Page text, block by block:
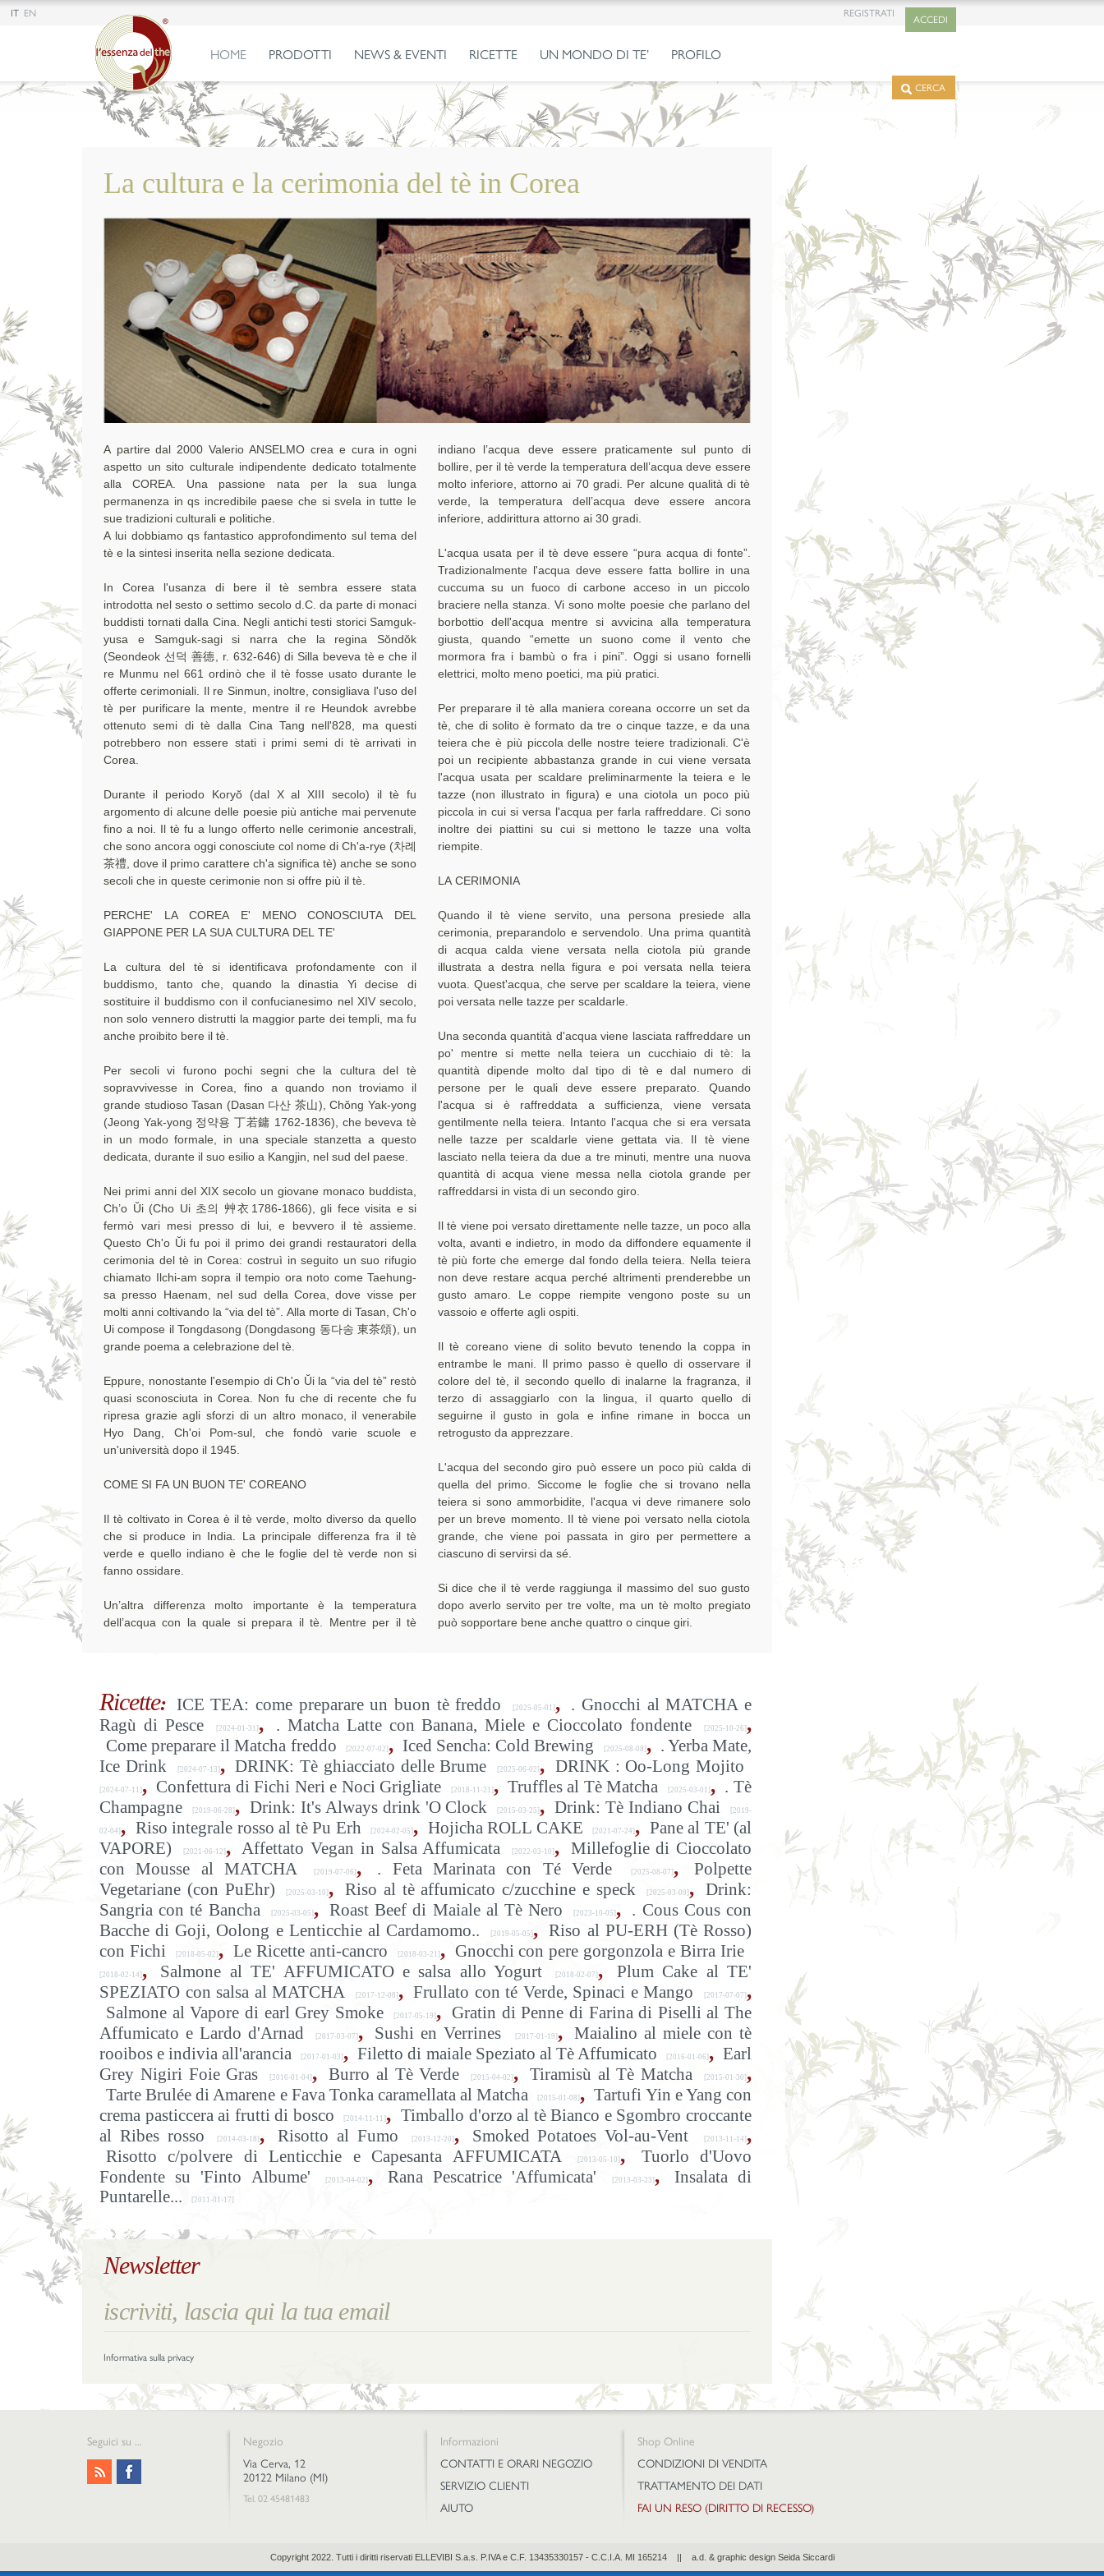
ACCEDI
CERCA
IT EN REGISTRATI
HOME PRODOTTI NEWS & EVENTI RICETTE UN MONDO DI TE’ PROFILO
La cultura e la cerimonia del tè in Corea
A partire dal 2000 Valerio ANSELMO crea e cura in ogni
aspetto un sito culturale indipendente dedicato totalmente
alla COREA. Una passione nata per la sua lunga
permanenza in qs incredibile paese che si svela in tutte le
sue tradizioni culturali e politiche.
A lui dobbiamo qs fantastico approfondimento sul tema del
tè e la sintesi inserita nella sezione dedicata.
In Corea l'usanza di bere il tè sembra essere stata
introdotta nel sesto o settimo secolo d.C. da parte di monaci
buddisti tornati dalla Cina. Negli antichi testi storici Samguk-
yusa e Samguk-sagi si narra che la regina Sŏndŏk
(Seondeok 선덕 善德, r. 632-646) di Silla beveva tè e che il
re Munmu nel 661 ordinò che il tè fosse usato durante le
offerte cerimoniali. Il re Sinmun, inoltre, consigliava l'uso del
tè per purificare la mente, mentre il re Heundok avrebbe
ottenuto semi di tè dalla Cina Tang nell'828, ma questi
potrebbero non essere stati i primi semi di tè arrivati in
Corea.
Durante il periodo Koryŏ (dal X al XIII secolo) il tè fu
argomento di alcune delle poesie più antiche mai pervenute
fino a noi. Il tè fu a lungo offerto nelle cerimonie ancestrali,
che sono ancora oggi conosciute col nome di Ch'a-rye (차례
茶禮, dove il primo carattere ch'a significa tè) anche se sono
secoli che in queste cerimonie non si offre più il tè.
PERCHE' LA COREA E' MENO CONOSCIUTA DEL
GIAPPONE PER LA SUA CULTURA DEL TE'
La cultura del tè si identificava profondamente con il
buddismo, tanto che, quando la dinastia Yi decise di
sostituire il buddismo con il confucianesimo nel XIV secolo,
non solo vennero distrutti la maggior parte dei templi, ma fu
anche proibito bere il tè.
Per secoli vi furono pochi segni che la cultura del tè
sopravvivesse in Corea, fino a quando non troviamo il
grande studioso Tasan (Dasan 다산 茶山), Chŏng Yak-yong
(Jeong Yak-yong 정약용 丁若鏞 1762-1836), che beveva tè
in un modo formale, in una speciale stanzetta a questo
dedicata, durante il suo esilio a Kangjin, nel sud del paese.
Nei primi anni del XIX secolo un giovane monaco buddista,
Ch’o Ŭi (Cho Ui 초의 艸衣1786-1866), gli fece visita e si
fermò vari mesi presso di lui, e bevvero il tè assieme.
Questo Ch'o Ŭi fu poi il primo dei grandi restauratori della
cerimonia del tè in Corea: costruì in seguito un suo rifugio
chiamato Ilchi-am sopra il tempio ora noto come Taehung-
sa presso Haenam, nel sud della Corea, dove visse per
molti anni coltivando la “via del tè”. Alla morte di Tasan, Ch'o
Ui compose il Tongdasong (Dongdasong 동다송 東茶頌), un
grande poema a celebrazione del tè.
Eppure, nonostante l'esempio di Ch'o Ŭi la “via del tè” restò
quasi sconosciuta in Corea. Non fu che di recente che fu
ripresa grazie agli sforzi di un altro monaco, il venerabile
Hyo Dang, Ch'oi Pom-sul, che fondò varie scuole e
un'università dopo il 1945.
COME SI FA UN BUON TE' COREANO
Il tè coltivato in Corea è il tè verde, molto diverso da quello
che si produce in India. La principale differenza fra il tè
verde e quello indiano è che le foglie del tè verde non si
fanno ossidare.
Un’altra differenza molto importante è la temperatura
dell’acqua con la quale si prepara il tè. Mentre per il tè
indiano l’acqua deve essere praticamente sul punto di
bollire, per il tè verde la temperatura dell’acqua deve essere
molto inferiore, attorno ai 70 gradi. Per alcune qualità di tè
verde, la temperatura dell’acqua deve essere ancora
inferiore, addirittura attorno ai 30 gradi.
L'acqua usata per il tè deve essere “pura acqua di fonte”.
Tradizionalmente l'acqua deve essere fatta bollire in una
cuccuma su un fuoco di carbone acceso in un piccolo
braciere nella stanza. Vi sono molte poesie che parlano del
borbottio dell'acqua mentre si avvicina alla temperatura
giusta, quando “emette un suono come il vento che
mormora fra i bambù o fra i pini”. Oggi si usano fornelli
elettrici, molto meno poetici, ma più pratici.
Per preparare il tè alla maniera coreana occorre un set da
tè, che di solito è formato da tre o cinque tazze, e da una
teiera che è più piccola delle nostre teiere tradizionali. C'è
poi un recipiente abbastanza grande in cui viene versata
l'acqua usata per scaldare preliminarmente la teiera e le
tazze (non illustrato in figura) e una ciotola un poco più
piccola in cui si versa l'acqua per farla raffreddare. Ci sono
inoltre dei piattini su cui si mettono le tazze una volta
riempite.
LA CERIMONIA
Quando il tè viene servito, una persona presiede alla
cerimonia, preparandolo e servendolo. Una prima quantità
di acqua calda viene versata nella ciotola più grande
illustrata a destra nella figura e poi versata nella teiera
vuota. Quest'acqua, che serve per scaldare la teiera, viene
poi versata nelle tazze per scaldarle.
Una seconda quantità d'acqua viene lasciata raffreddare un
po' mentre si mette nella teiera un cucchiaio di tè: la
quantità dipende molto dal tipo di tè e dal numero di
persone per le quali deve essere preparato. Quando
l'acqua si è raffreddata a sufficienza, viene versata
gentilmente nella teiera. Intanto l'acqua che si era versata
nelle tazze per scaldarle viene gettata via. Il tè viene
lasciato nella teiera da due a tre minuti, mentre una nuova
quantità di acqua viene messa nella ciotola grande per
raffreddarsi in vista di un secondo giro.
Il tè viene poi versato direttamente nelle tazze, un poco alla
volta, avanti e indietro, in modo da diffondere equamente il
tè più forte che emerge dal fondo della teiera. Nella teiera
non deve restare acqua perché altrimenti prenderebbe un
gusto amaro. Le coppe riempite vengono poste su un
vassoio e offerte agli ospiti.
Il tè coreano viene di solito bevuto tenendo la coppa in
entrambe le mani. Il primo passo è quello di osservare il
colore del tè, il secondo quello di inalarne la fragranza, il
terzo di assaggiarlo con la lingua, il quarto quello di
seguirne il gusto in gola e infine rimane in bocca un
retrogusto da apprezzare.
L'acqua del secondo giro può essere un poco più calda di
quella del primo. Siccome le foglie che si trovano nella
teiera si sono ammorbidite, l'acqua vi deve rimanere solo
per un breve momento. Il tè viene poi versato nella ciotola
grande, che viene poi passata in giro per permettere a
ciascuno di servirsi da sé.
Si dice che il tè verde raggiunga il massimo del suo gusto
dopo averlo servito per tre volte, ma un tè molto pregiato
può sopportare bene anche quattro o cinque giri.
Ricette: ICE TEA: come preparare un buon tè freddo [2025-05-01] , . Gnocchi al MATCHA e
Ragù di Pesce
[2024-01-31] , . Matcha Latte con Banana, Miele e Cioccolato fondente [2025-10-26] ,
Come preparare il Matcha freddo [2022-07-02] , Iced Sencha: Cold Brewing [2025-08-08] , . Yerba Mate,
Ice Drink
[2024-07-13] , DRINK: Tè ghiacciato delle Brume [2025-06-02] , DRINK : Oo-Long Mojito
[2024-07-11] , Confettura di Fichi Neri e Noci Grigliate [2018-11-21] , Truffles al Tè Matcha [2025-03-01] , . Tè
Champagne
[2019-06-28] , Drink: It's Always drink 'O Clock [2015-03-25] , Drink: Tè Indiano Chai [2019-
02-04] , Riso integrale rosso al tè Pu Erh [2024-02-05] , Hojicha ROLL CAKE [2021-07-24] , Pane al TE' (al
VAPORE)
[2021-06-12] , Affettato Vegan in Salsa Affumicata [2022-03-10] , Millefoglie di Cioccolato
con Mousse al MATCHA
[2019-07-06] , . Feta Marinata con Té Verde [2025-08-07] ,
Polpette
Vegetariane (con PuEhr)
[2025-03-10] , Riso al tè affumicato c/zucchine e speck [2025-03-09] , Drink:
Sangria con té Bancha
[2025-03-05] , Roast Beef di Maiale al Tè Nero [2023-10-05] , . Cous Cous con
Bacche di Goji, Oolong e Lenticchie al Cardamomo..
[2019-05-05] , Riso al PU-ERH (Tè Rosso)
con Fichi
[2018-05-02], Le Ricette anti-cancro [2018-03-21] , Gnocchi con pere gorgonzola e Birra Irie
[2018-02-14] , Salmone al TE' AFFUMICATO e salsa allo Yogurt [2018-02-07] ,
Plum Cake al TE'
SPEZIATO con salsa al MATCHA
[2017-12-08] , Frullato con té Verde, Spinaci e Mango [2017-07-07] ,
Salmone al Vapore di earl Grey Smoke [2017-05-19] , Gratin di Penne di Farina di Piselli al The
Affumicato e Lardo d'Arnad
[2017-03-07] , Sushi en Verrines [2017-01-19] , Maialino al miele con tè
rooibos e indivia all'arancia
[2017-01-03] , Filetto di maiale Speziato al Tè Affumicato [2016-01-06] , Earl
Grey Nigiri Foie Gras
[2016-01-04] , Burro al Tè Verde [2015-04-02] , Tiramisù al Tè Matcha [2015-01-30] ,
Tarte Brulée di Amarene e Fava Tonka caramellata al Matcha [2015-01-08] , Tartufi Yin e Yang con
crema pasticcera ai frutti di bosco
[2014-11-11] , Timballo d'orzo al tè Bianco e Sgombro croccante
al Ribes rosso
[2014-03-18] , Risotto al Fumo [2013-12-20] , Smoked Potatoes Vol-au-Vent [2013-11-14] ,
Risotto c/polvere di Lenticchie e Capesanta AFFUMICATA [2013-05-10] ,
Tuorlo d'Uovo
Fondente su 'Finto Albume'
[2013-04-02] , Rana Pescatrice 'Affumicata' [2013-03-23] ,
Insalata di
Puntarelle...
[2011-01-17]
Newsletter
Informativa sulla privacy
Seguici su ...
Negozio
Via Cerva, 12
20122 Milano (MI)
Tel. 02 45481483
Informazioni
CONTATTI E ORARI NEGOZIO
SERVIZIO CLIENTI
AIUTO
Shop Online
CONDIZIONI DI VENDITA
TRATTAMENTO DEI DATI
FAI UN RESO (DIRITTO DI RECESSO)
Copyright 2022. Tutti i diritti riservati ELLEVIBI S.a.s. P.IVA e C.F. 13435330157 - C.C.I.A. MI 165214 || a.d. & graphic design Seida Siccardi